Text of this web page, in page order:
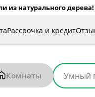
из натурального дерева!
Рассрочка и кредит
Комнаты